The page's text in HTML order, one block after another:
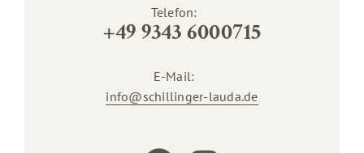
Telefon:
+49 9343 6000715
E-Mail:
info@schillinger-lauda.de